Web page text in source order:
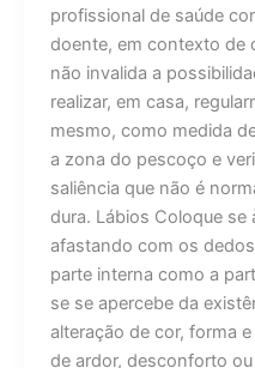
profissional de saúde
doente, em contexto de
não invalida a
realizar, em casa,
mesmo, como medida
a zona do pescoço e
saliência que não é
dura. Lábios Coloque se
afastando com os
parte interna como a
se se apercebe da
alteração de cor, forma
de ardor, desconforto